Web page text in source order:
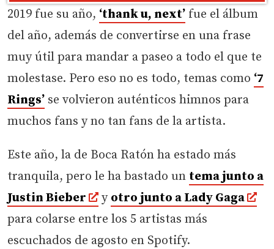
2019 fue su año, ‘thank u, next’ fue el álbum
del año, además de convertirse en una frase
muy útil para mandar a paseo a todo el que te
molestase. Pero eso no es todo, temas como ‘7
Rings’ se volvieron auténticos himnos para
muchos fans y no tan fans de la artista.
Este año, la de Boca Ratón ha estado más
tranquila, pero le ha bastado un tema junto a
Justin Bieber
y otro junto a Lady Gaga
para colarse entre los 5 artistas más
escuchados de agosto en Spotify.